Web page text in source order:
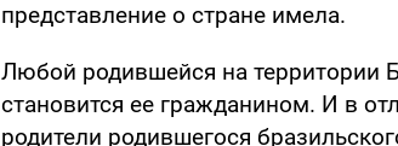
представление о стране имела.
Любой родившейся на территории
становится ее гражданином. И в
родители родившегося